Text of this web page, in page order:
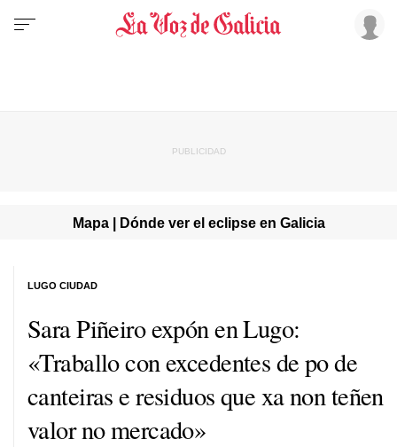
Mapa | Dónde ver el eclipse en Galicia
Sara Piñeiro expón en Lugo:
«Traballo con excedentes de po de
canteiras e residuos que xa non teñen
valor no mercado»
LUGO CIUDAD